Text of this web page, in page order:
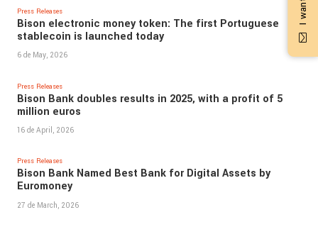
Press Releases
Bison electronic money token: The first Portuguese
stablecoin is launched today
6 de May, 2026
Press Releases
Bison Bank doubles results in 2025, with a profit of 5
million euros
16 de April, 2026
Press Releases
Bison Bank Named Best Bank for Digital Assets by
Euromoney
27 de March, 2026